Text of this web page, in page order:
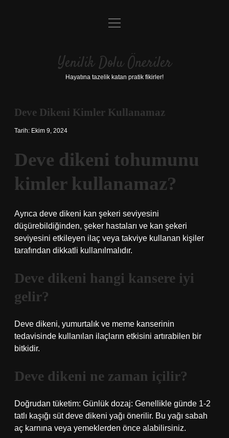
Anasayfa
Yasal Uyarı
menüyü
Yenilik Dolu Öneriler
Hayatına tazelik katan pratik fikirler!
Deve Dikeni Kimler Kullanamaz
Tarih: Ekim 9, 2024
Deve dikeni tohumunu
kimler kullanamaz?
Ayrıca deve dikeni kan şekeri seviyesini
düşürebildiğinden, şeker hastaları ve kan şekeri
seviyesini etkileyen ilaç veya takviye kullanan kişiler
tarafından dikkatli kullanılmalıdır.
Deve dikeni hangi kansere iyi
gelir?
Deve dikeni, yumurtalık ve meme kanserinin
tedavisinde kullanılan ilaçların etkisini artırabilen bir
bitkidir.
Deve dikeni ne zaman içilir?
Doğrudan tüketim: Günlük dozaj: Genellikle günde 1-2
tatlı kaşığı süt deve dikeni yağı önerilir. Bu yağı sabah
aç karnına veya yemeklerden önce alabilirsiniz.